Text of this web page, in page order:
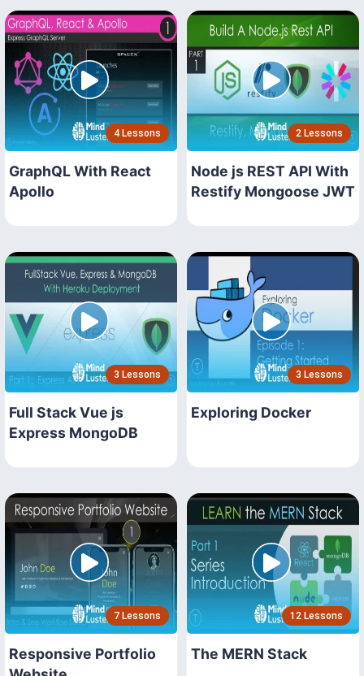
4 Lessons
GraphQL With React
Apollo
2 Lessons
Node js REST API With
Restify Mongoose JWT
3 Lessons
Full Stack Vue js
Express MongoDB
3 Lessons
Exploring Docker
7 Lessons
Responsive Portfolio
12 Lessons
The MERN Stack